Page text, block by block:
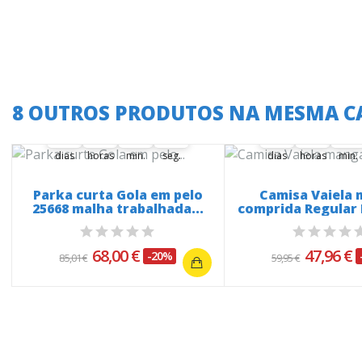
8 OUTROS PRODUTOS NA MESMA
36
36
00
dias
08
08
00
horas
31
31
00
min.
48
47
48
seg.
Parka curta Gola em pelo
25668 malha trabalhada...
85,01 € 68,00 € -20%
36
36
00
dias
08
08
00
horas
31
31
00
min.
Camisa Vaiela
comprida Regular
59,95 € 47,96 €